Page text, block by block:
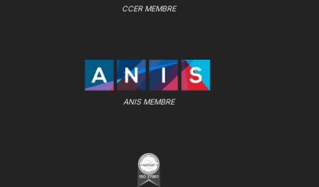
CCER MEMBRE
ANIS MEMBRE